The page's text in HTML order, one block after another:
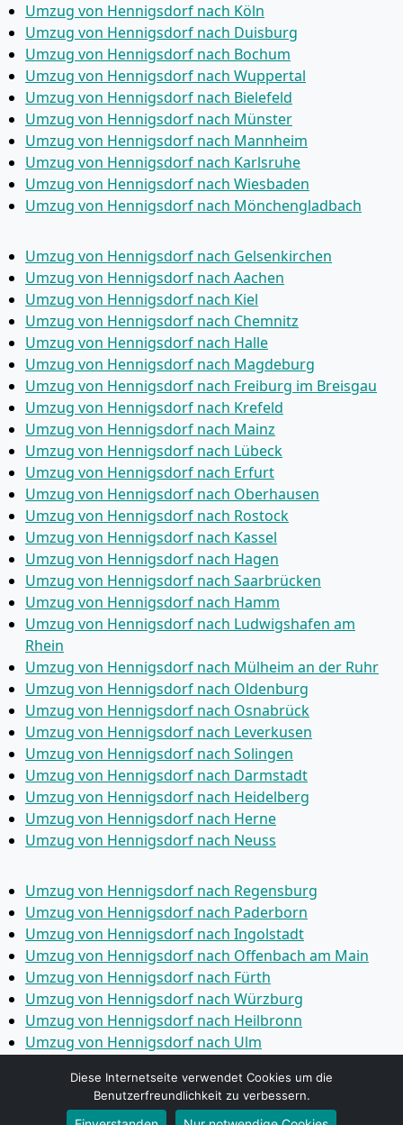
Umzug von Hennigsdorf nach Köln
Umzug von Hennigsdorf nach Duisburg
Umzug von Hennigsdorf nach Bochum
Umzug von Hennigsdorf nach Wuppertal
Umzug von Hennigsdorf nach Bielefeld
Umzug von Hennigsdorf nach Münster
Umzug von Hennigsdorf nach Mannheim
Umzug von Hennigsdorf nach Karlsruhe
Umzug von Hennigsdorf nach Wiesbaden
Umzug von Hennigsdorf nach Mönchen­gladbach
Umzug von Hennigsdorf nach Gelsenkirchen
Umzug von Hennigsdorf nach Aachen
Umzug von Hennigsdorf nach Kiel
Umzug von Hennigsdorf nach Chemnitz
Umzug von Hennigsdorf nach Halle
Umzug von Hennigsdorf nach Magdeburg
Umzug von Hennigsdorf nach Freiburg im Breisgau
Umzug von Hennigsdorf nach Krefeld
Umzug von Hennigsdorf nach Mainz
Umzug von Hennigsdorf nach Lübeck
Umzug von Hennigsdorf nach Erfurt
Umzug von Hennigsdorf nach Oberhausen
Umzug von Hennigsdorf nach Rostock
Umzug von Hennigsdorf nach Kassel
Umzug von Hennigsdorf nach Hagen
Umzug von Hennigsdorf nach Saarbrücken
Umzug von Hennigsdorf nach Hamm
Umzug von Hennigsdorf nach Ludwigshafen am
Rhein
Umzug von Hennigsdorf nach Mülheim an der Ruhr
Umzug von Hennigsdorf nach Oldenburg
Umzug von Hennigsdorf nach Osnabrück
Umzug von Hennigsdorf nach Leverkusen
Umzug von Hennigsdorf nach Solingen
Umzug von Hennigsdorf nach Darmstadt
Umzug von Hennigsdorf nach Heidelberg
Umzug von Hennigsdorf nach Herne
Umzug von Hennigsdorf nach Neuss
Umzug von Hennigsdorf nach Regensburg
Umzug von Hennigsdorf nach Paderborn
Umzug von Hennigsdorf nach Ingolstadt
Umzug von Hennigsdorf nach Offenbach am Main
Umzug von Hennigsdorf nach Fürth
Umzug von Hennigsdorf nach Würzburg
Umzug von Hennigsdorf nach Heilbronn
Umzug von Hennigsdorf nach Ulm
Umzug von Hennigsdorf nach Wolfsburg
Umzug von Hennigsdorf nach Bottrop
Diese Internetseite verwendet Cookies um die
Benutzerfreundlichkeit zu verbessern.